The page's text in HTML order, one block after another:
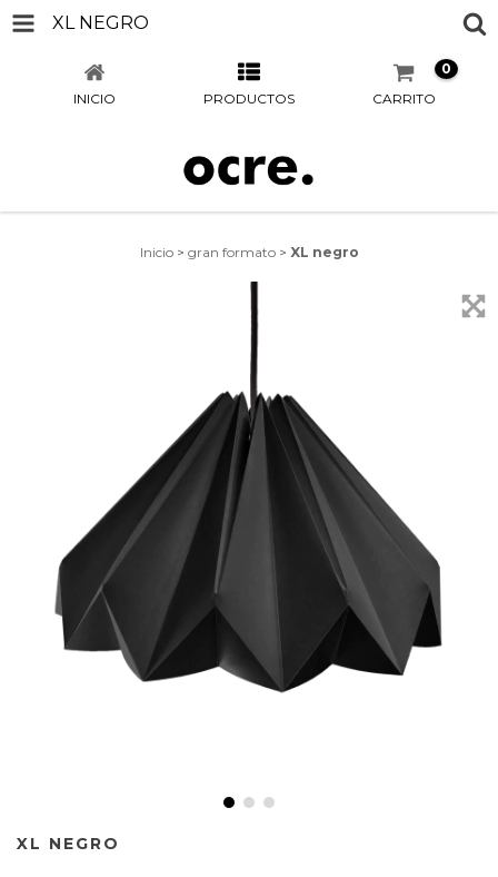
XL NEGRO
INICIO PRODUCTOS CARRITO
0
Inicio > gran formato > XL negro
XL NEGRO